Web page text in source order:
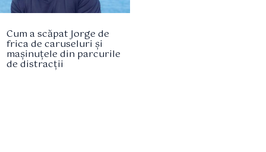
Cum a scăpat Jorge de
frica de caruseluri și
mașinuțele din parcurile
de distracții